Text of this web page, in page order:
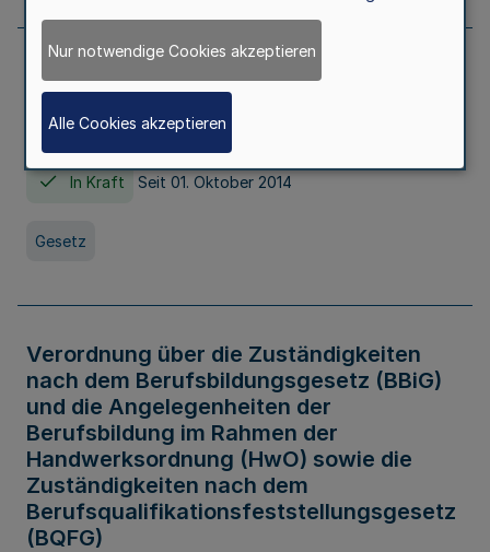
Gesetz über die Hochschulen des Landes
Nordrhein-Westfalen (Hochschulgesetz -
HG)
In Kraft Seit 01. Oktober 2014
Gesetz
Verordnung über die Zuständigkeiten
nach dem Berufsbildungsgesetz (BBiG)
und die Angelegenheiten der
Berufsbildung im Rahmen der
Handwerksordnung (HwO) sowie die
Zuständigkeiten nach dem
Berufsqualifikationsfeststellungsgesetz
(BQFG)
Nur notwendige Cookies akzeptieren
Alle Cookies akzeptieren